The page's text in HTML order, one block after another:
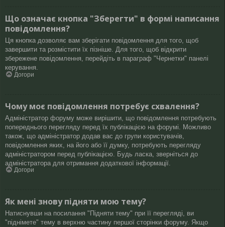
Що означає кнопка "Зберегти" в формі написання
повідомлення?
Ця кнопка дозволяє вам зберігати повідомлення для того, щоб
завершити та розмістити їх пізніше. Для того, щоб відкрити
збережене повідомлення, перейдіть в параграф "Чернетки" панелі
керування.
Догори
Чому моє повідомлення потребує схвалення?
Адміністратор форуму може вирішити, що повідомлення потребують
попереднього перегляду перед їх публікацією на форумі. Можливо
також, що адміністратор додав вас до групи користувачів,
повідомлення яких, на його або її думку, потребують перегляду
адміністратором перед публікацією. Будь ласка, зверніться до
адміністратора для отримання додаткової інформації.
Догори
Як мені знову підняти мою тему?
Натиснувши на посилання "Підняти тему" при її перегляді, ви
"піднімете" тему в верхню частину першої сторінки форуму. Якщо